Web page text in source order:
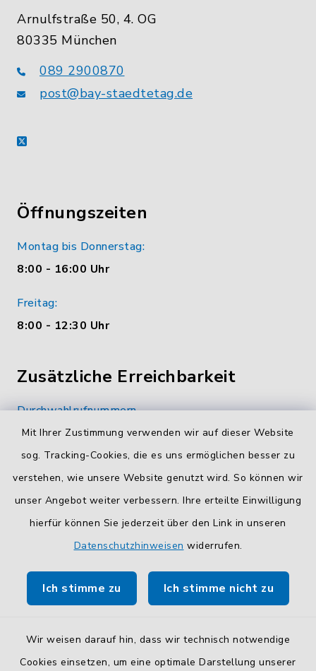
Mit Ihrer Zustimmung verwenden wir auf dieser Website
sog. Tracking-Cookies, die es uns ermöglichen besser zu
verstehen, wie unsere Website genutzt wird. So können wir
unser Angebot weiter verbessern. Ihre erteilte Einwilligung
hierfür können Sie jederzeit über den Link in unseren
Datenschutzhinweisen widerrufen.
Ich stimme zu Ich stimme nicht zu
Wir weisen darauf hin, dass wir technisch notwendige
Cookies einsetzen, um eine optimale Darstellung unserer
Arnulfstraße 50, 4. OG
80335 München
089 2900870
post@bay-staedtetag.de
X
Öffnungszeiten
Montag bis Donnerstag:
8:00 - 16:00 Uhr
Freitag:
8:00 - 12:30 Uhr
Zusätzliche Erreichbarkeit
Durchwahlrufnummern
Die Durchwahlrufnummern unserer Mitarbeiterinnen
und Mitarbeiter finden Siehier.
Kontaktformular
SicheresKontaktformularmit BayernID verwenden.
Route planen
So finden Sie uns.